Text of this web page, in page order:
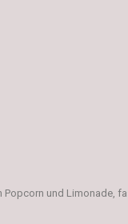
Popcorn und Limonade,